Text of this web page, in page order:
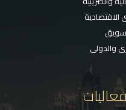
والدولى